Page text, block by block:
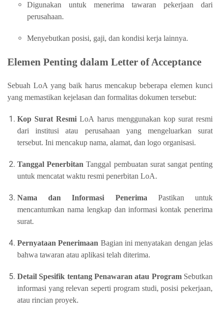
Digunakan untuk menerima tawaran pekerjaan dari
perusahaan.
Menyebutkan posisi, gaji, dan kondisi kerja lainnya.
Elemen Penting dalam Letter of Acceptance
Sebuah LoA yang baik harus mencakup beberapa elemen kunci
yang memastikan kejelasan dan formalitas dokumen tersebut:
Kop Surat Resmi LoA harus menggunakan kop surat resmi
dari institusi atau perusahaan yang mengeluarkan surat
tersebut. Ini mencakup nama, alamat, dan logo organisasi.
Tanggal Penerbitan Tanggal pembuatan surat sangat penting
untuk mencatat waktu resmi penerbitan LoA.
Nama dan Informasi Penerima Pastikan untuk
mencantumkan nama lengkap dan informasi kontak penerima
surat.
Pernyataan Penerimaan Bagian ini menyatakan dengan jelas
bahwa tawaran atau aplikasi telah diterima.
Detail Spesifik tentang Penawaran atau ProgramSebutkan
informasi yang relevan seperti program studi, posisi pekerjaan,
atau rincian proyek.